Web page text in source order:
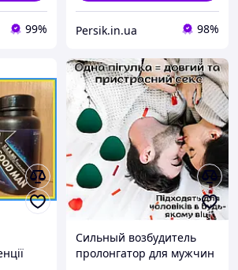
99% Persik.in.ua 98%
Сильный возбудитель
пролонгатор для мужчин